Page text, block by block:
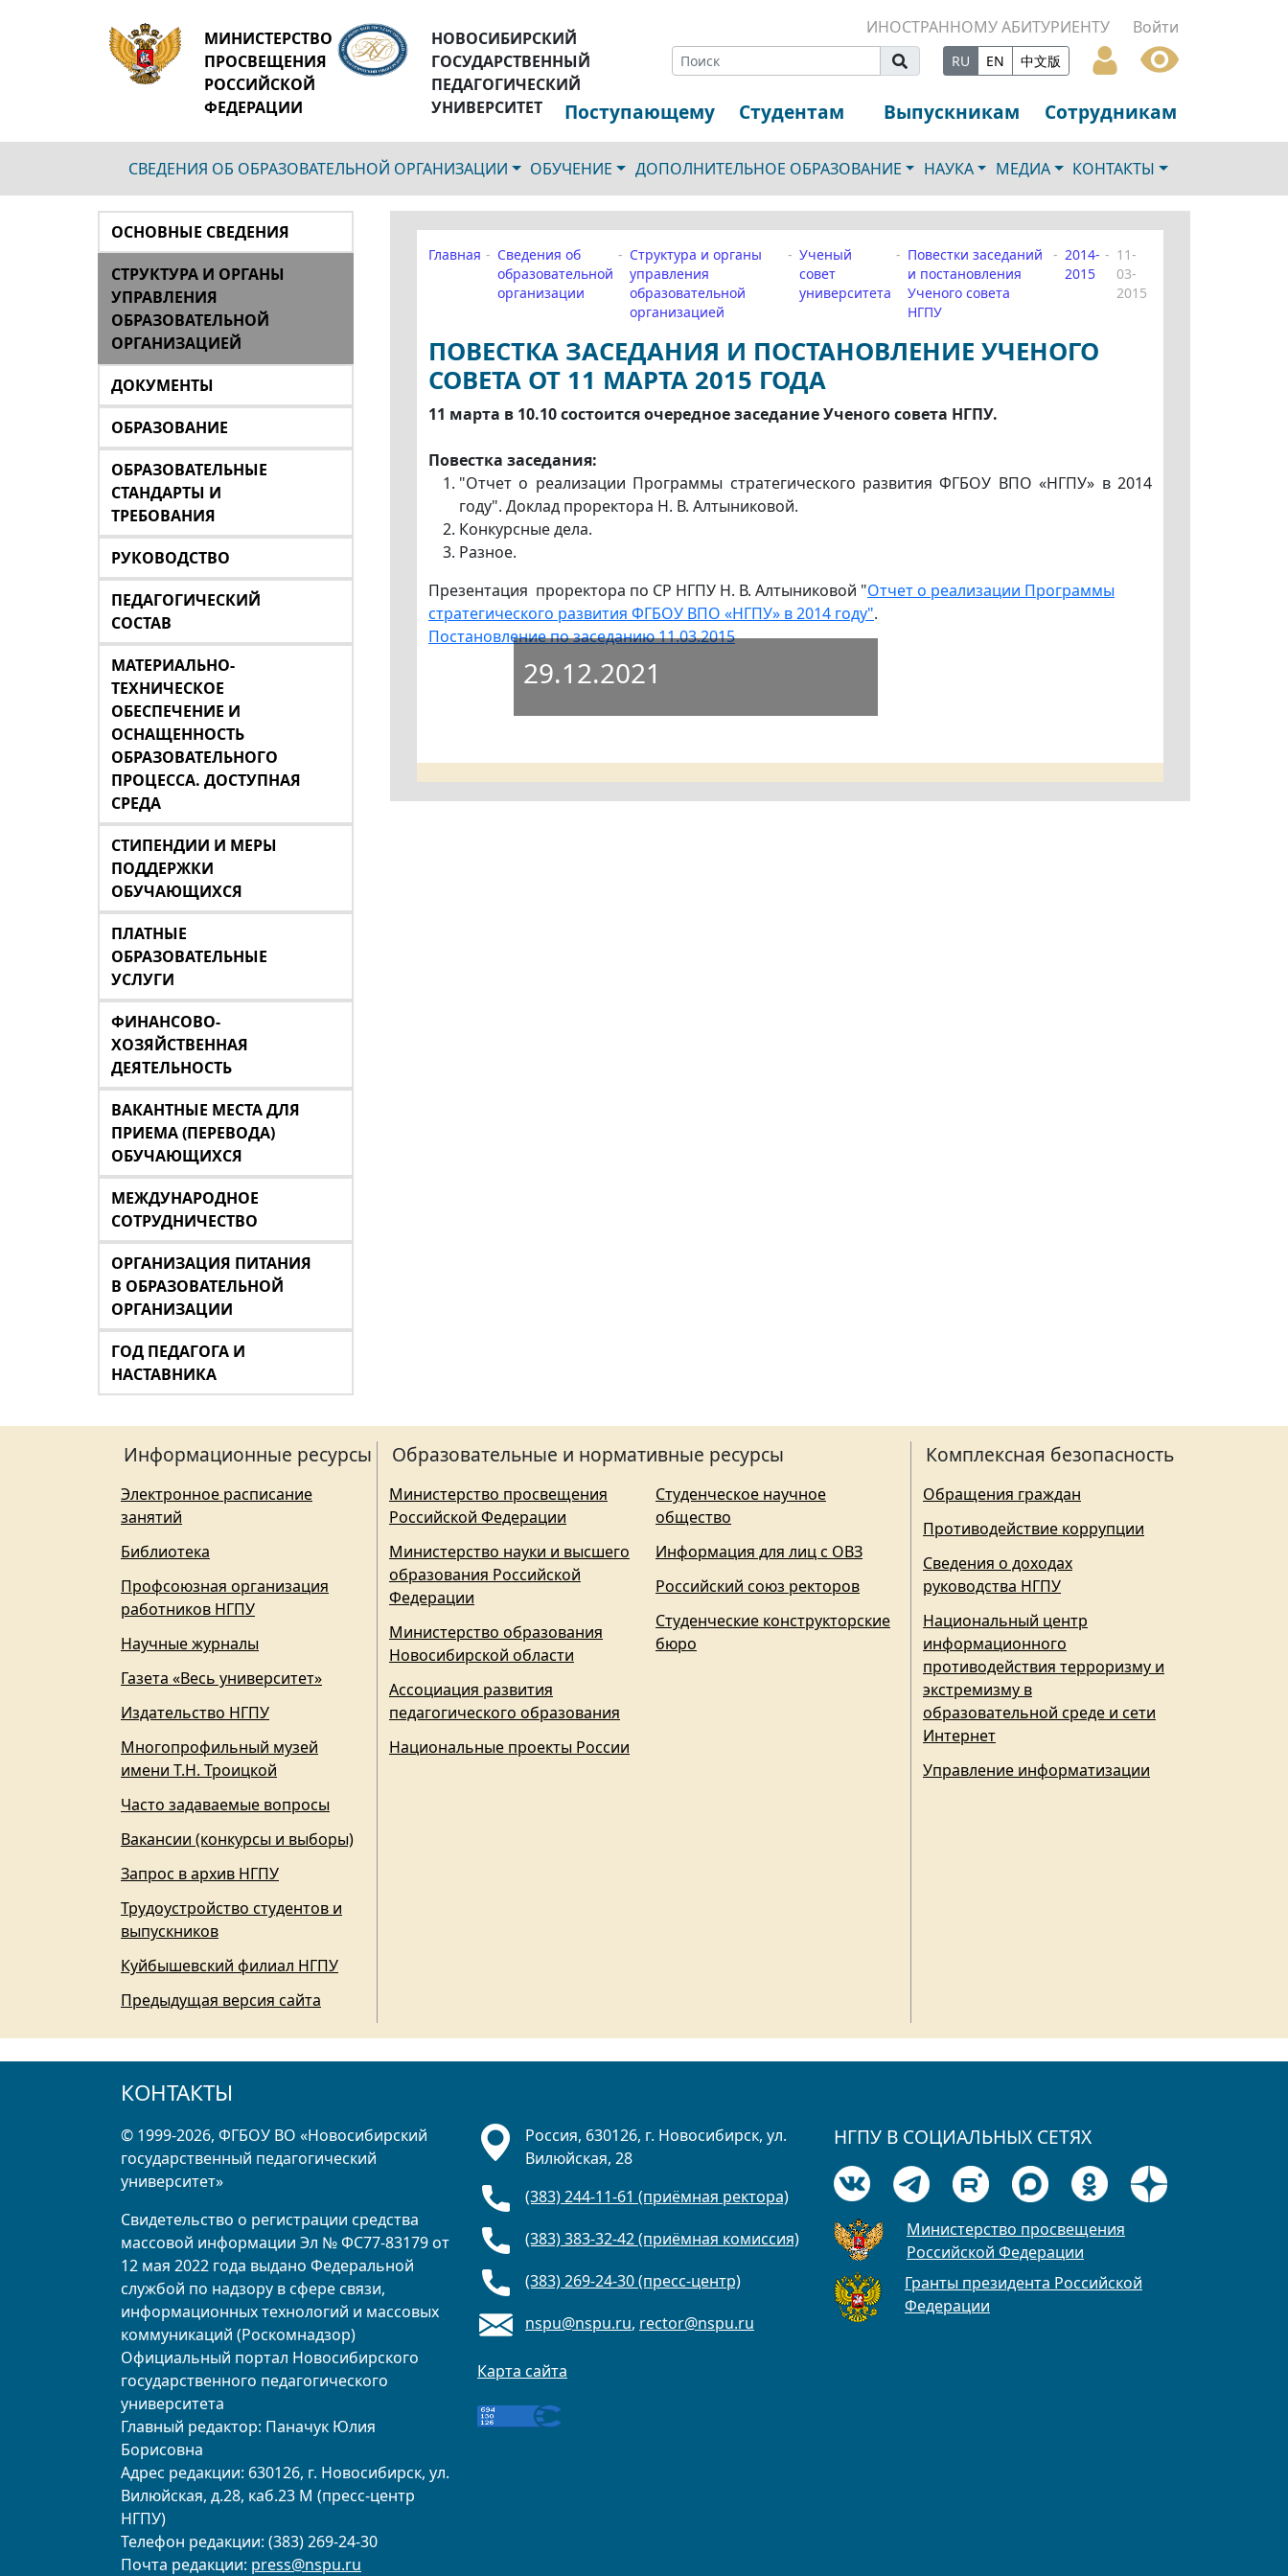
МИНИСТЕРСТВО
ПРОСВЕЩЕНИЯ
РОССИЙСКОЙ
ФЕДЕРАЦИИ
НОВОСИБИРСКИЙ
ГОСУДАРСТВЕННЫЙ
ПЕДАГОГИЧЕСКИЙ
УНИВЕРСИТЕТ
ИНОСТРАННОМУ АБИТУРИЕНТУ Войти
RU EN 中文版
Поступающему Студентам Выпускникам Сотрудникам
СВЕДЕНИЯ ОБ ОБРАЗОВАТЕЛЬНОЙ ОРГАНИЗАЦИИ ОБУЧЕНИЕ ДОПОЛНИТЕЛЬНОЕ ОБРАЗОВАНИЕ НАУКА МЕДИА КОНТАКТЫ
ОСНОВНЫЕ СВЕДЕНИЯ
СТРУКТУРА И ОРГАНЫ
УПРАВЛЕНИЯ
ОБРАЗОВАТЕЛЬНОЙ
ОРГАНИЗАЦИЕЙ
ДОКУМЕНТЫ
ОБРАЗОВАНИЕ
ОБРАЗОВАТЕЛЬНЫЕ
СТАНДАРТЫ И
ТРЕБОВАНИЯ
РУКОВОДСТВО
ПЕДАГОГИЧЕСКИЙ
СОСТАВ
МАТЕРИАЛЬНО-
ТЕХНИЧЕСКОЕ
ОБЕСПЕЧЕНИЕ И
ОСНАЩЕННОСТЬ
ОБРАЗОВАТЕЛЬНОГО
ПРОЦЕССА. ДОСТУПНАЯ
СРЕДА
СТИПЕНДИИ И МЕРЫ
ПОДДЕРЖКИ
ОБУЧАЮЩИХСЯ
ПЛАТНЫЕ
ОБРАЗОВАТЕЛЬНЫЕ
УСЛУГИ
ФИНАНСОВО-
ХОЗЯЙСТВЕННАЯ
ДЕЯТЕЛЬНОСТЬ
ВАКАНТНЫЕ МЕСТА ДЛЯ
ПРИЕМА (ПЕРЕВОДА)
ОБУЧАЮЩИХСЯ
МЕЖДУНАРОДНОЕ
СОТРУДНИЧЕСТВО
ОРГАНИЗАЦИЯ ПИТАНИЯ
В ОБРАЗОВАТЕЛЬНОЙ
ОРГАНИЗАЦИИ
ГОД ПЕДАГОГА И
НАСТАВНИКА
Главная
Сведения об
образовательной
организации
Структура и органы
управления
образовательной
организацией
Ученый
совет
университета
Повестки заседаний
и постановления
Ученого совета
НГПУ
2014-
2015
11-
03-
2015
ПОВЕСТКА ЗАСЕДАНИЯ И ПОСТАНОВЛЕНИЕ УЧЕНОГО
СОВЕТА ОТ 11 МАРТА 2015 ГОДА
11 марта в 10.10состоится очередное заседание Ученого совета НГПУ.
Повестка заседания:
"Отчет о реализации Программы стратегического развития ФГБОУ ВПО «НГПУ» в 2014
году". Доклад проректора Н. В. Алтыниковой.
Конкурсные дела.
Разное.
Презентация проректора по СР НГПУ Н. В. Алтыниковой "Отчет о реализации Программы
стратегического развития ФГБОУ ВПО «НГПУ» в 2014 году".
Постановление по заседанию 11.03.2015
29.12.2021
Информационные ресурсы
Электронное расписание
занятий
Библиотека
Профсоюзная организация
работников НГПУ
Научные журналы
Газета «Весь университет»
Издательство НГПУ
Многопрофильный музей
имени Т.Н. Троицкой
Часто задаваемые вопросы
Вакансии (конкурсы и выборы)
Запрос в архив НГПУ
Трудоустройство студентов и
выпускников
Куйбышевский филиал НГПУ
Предыдущая версия сайта
Образовательные и нормативные ресурсы
Министерство просвещения
Российской Федерации
Министерство науки и высшего
образования Российской
Федерации
Министерство образования
Новосибирской области
Ассоциация развития
педагогического образования
Национальные проекты России
Студенческое научное
общество
Информация для лиц с ОВЗ
Российский союз ректоров
Студенческие конструкторские
бюро
Комплексная безопасность
Обращения граждан
Противодействие коррупции
Сведения о доходах
руководства НГПУ
Национальный центр
информационного
противодействия терроризму и
экстремизму в
образовательной среде и сети
Интернет
Управление информатизации
КОНТАКТЫ
© 1999-2026, ФГБОУ ВО «Новосибирский
государственный педагогический
университет»
Свидетельство о регистрации средства
массовой информации Эл № ФС77-83179 от
12 мая 2022 года выдано Федеральной
службой по надзору в сфере связи,
информационных технологий и массовых
коммуникаций (Роскомнадзор)
Официальный портал Новосибирского
государственного педагогического
университета
Главный редактор: Паначук Юлия
Борисовна
Адрес редакции: 630126, г. Новосибирск, ул.
Вилюйская, д.28, каб.23 М (пресс-центр
НГПУ)
Телефон редакции: (383) 269-24-30
Почта редакции: press@nspu.ru
Россия, 630126, г. Новосибирск, ул.
Вилюйская, 28
(383) 244-11-61 (приёмная ректора)
(383) 383-32-42 (приёмная комиссия)
(383) 269-24-30 (пресс-центр)
nspu@nspu.ru, rector@nspu.ru
Карта сайта
НГПУ В СОЦИАЛЬНЫХ СЕТЯХ
Министерство просвещения
Российской Федерации
Гранты президента Российской
Федерации